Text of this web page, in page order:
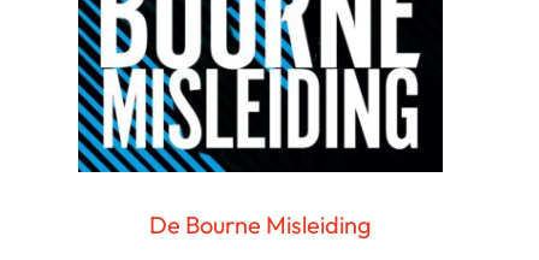
De Bourne Misleiding